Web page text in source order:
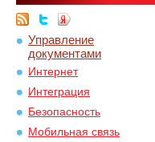
Управление
документами
Интернет
Интеграция
Безопасность
Мобильная связь